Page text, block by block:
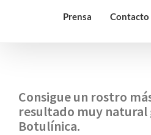
Prensa Contacto
Consigue un rostro
resultado muy natural
Botulínica.